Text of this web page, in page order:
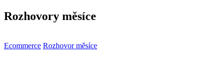
Rozhovory měsíce
Ecommerce Rozhovor měsíce